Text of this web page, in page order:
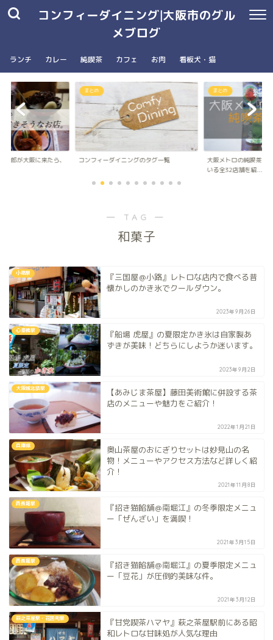
コンフィーダイニング|大阪市のグル
メブログ
ランチ カレー 純喫茶 カフェ お肉 看板犬・猫
五郎が大阪に来たら、
まとめ
コンフィーダイニングのタグ一覧
まとめ
大阪メトロの純喫茶パ
いる全32店舗を紹...
― TAG ―
和菓子
小路駅
『三国屋＠小路』レトロな店内で食べる昔
懐かしのかき氷でクールダウン。
2023年9月26日
心斎橋駅
『船場 虎屋』の夏限定かき氷は自家製あ
ずきが美味！どちらにしようか迷います。
2023年9月2日
大阪城北詰駅
【あみじま茶屋】藤田美術館に併設する茶
店のメニューや魅力をご紹介！
2022年1月21日
兵庫県
奥山茶屋のおにぎりセットは妙見山の名
物！メニューやアクセス方法など詳しく紹
介！
2021年11月8日
西長堀駅
『招き猫餡舗＠南堀江』の冬季限定メニュ
ー「ぜんざい」を満喫！
2021年3月15日
西長堀駅
『招き猫餡舗＠南堀江』の夏季限定メニュ
ー「豆花」が圧倒的美味な件。
2021年3月12日
萩之茶屋駅・花園町駅
『甘党喫茶ハマヤ』萩之茶屋駅前にある昭
和レトロな甘味処が人気な理由